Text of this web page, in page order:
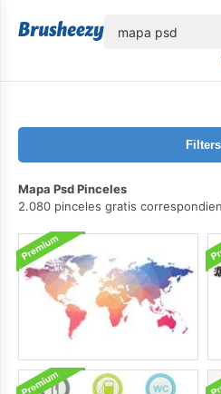
Filters
Mapa Psd Pinceles
2.080 pinceles gratis